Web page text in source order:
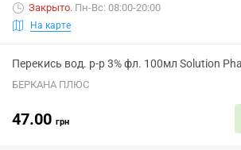
Закрыто. Пн-Вс: 08:00-20:00
На карте
Перекись вод. р-р 3% фл. 100мл Solution
БЕРКАНА ПЛЮС
47.00 грн